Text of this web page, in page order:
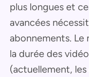
plus longues et
avancées
abonnements.
la durée des
(actuellement,